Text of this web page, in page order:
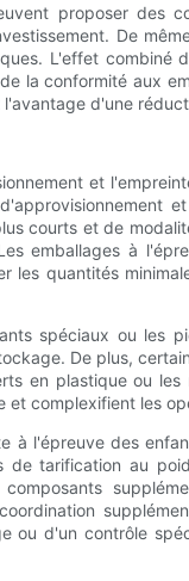
proposer des
De
L'effet combiné
la conformité aux
d'une
et
courts et de
emballages à
les quantités
spéciaux ou les
De plus,
en plastique ou
complexifient les
à l'épreuve des
tarification au
d'un contrôle